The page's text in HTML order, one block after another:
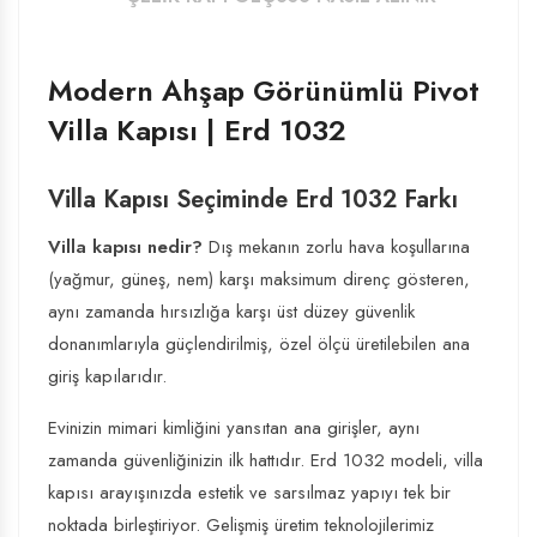
Modern Ahşap Görünümlü Pivot
Villa Kapısı | Erd 1032
Villa Kapısı Seçiminde Erd 1032 Farkı
Villa kapısı nedir? Dış mekanın zorlu hava koşullarına
(yağmur, güneş, nem) karşı maksimum direnç gösteren,
aynı zamanda hırsızlığa karşı üst düzey güvenlik
donanımlarıyla güçlendirilmiş, özel ölçü üretilebilen ana
giriş kapılarıdır.
Evinizin mimari kimliğini yansıtan ana girişler, aynı
zamanda güvenliğinizin ilk hattıdır. Erd 1032 modeli, villa
kapısı arayışınızda estetik ve sarsılmaz yapıyı tek bir
noktada birleştiriyor. Gelişmiş üretim teknolojilerimiz